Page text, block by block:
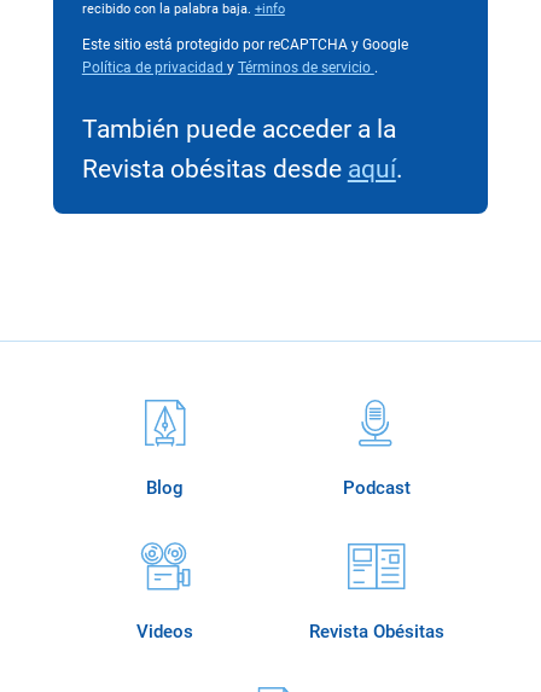
recibido con la palabra baja. +info
Este sitio está protegido por reCAPTCHA y Google
Política de privacidad y Términos de servicio .
También puede acceder a la
Revista obésitas desde aquí.
Blog Podcast
Videos Revista Obésitas